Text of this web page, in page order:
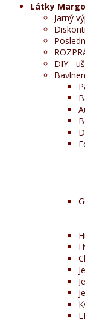
Látky
Jarný
DIY -